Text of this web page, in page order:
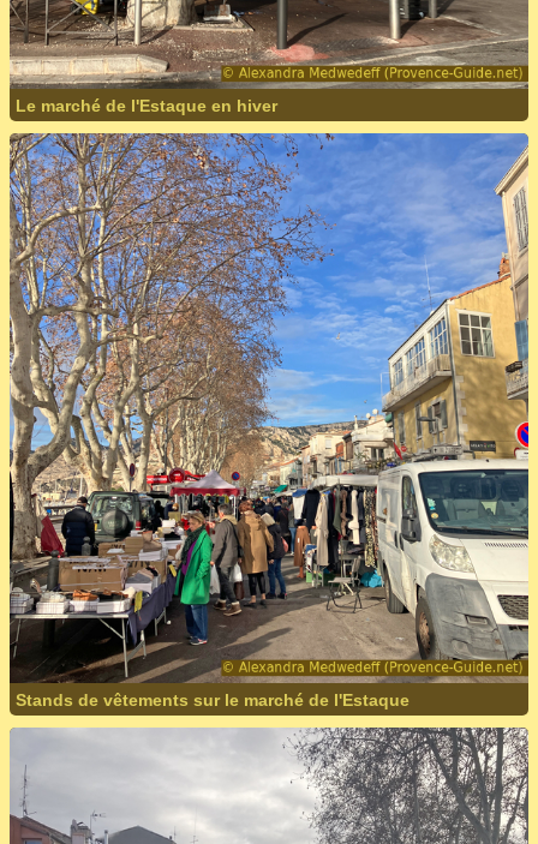
Le marché de l'Estaque en hiver
Stands de vêtements sur le marché de l'Estaque